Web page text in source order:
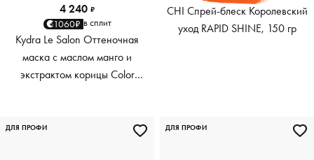
4 240 ₽
1060₽ в сплит
Kydra Le Salon Оттеночная
маска с маслом манго и
экстрактом корицы Color
CHI Спрей-блеск Королевский
уход RAPID SHINE, 150 гр
ДЛЯ ПРОФИ ДЛЯ ПРОФИ